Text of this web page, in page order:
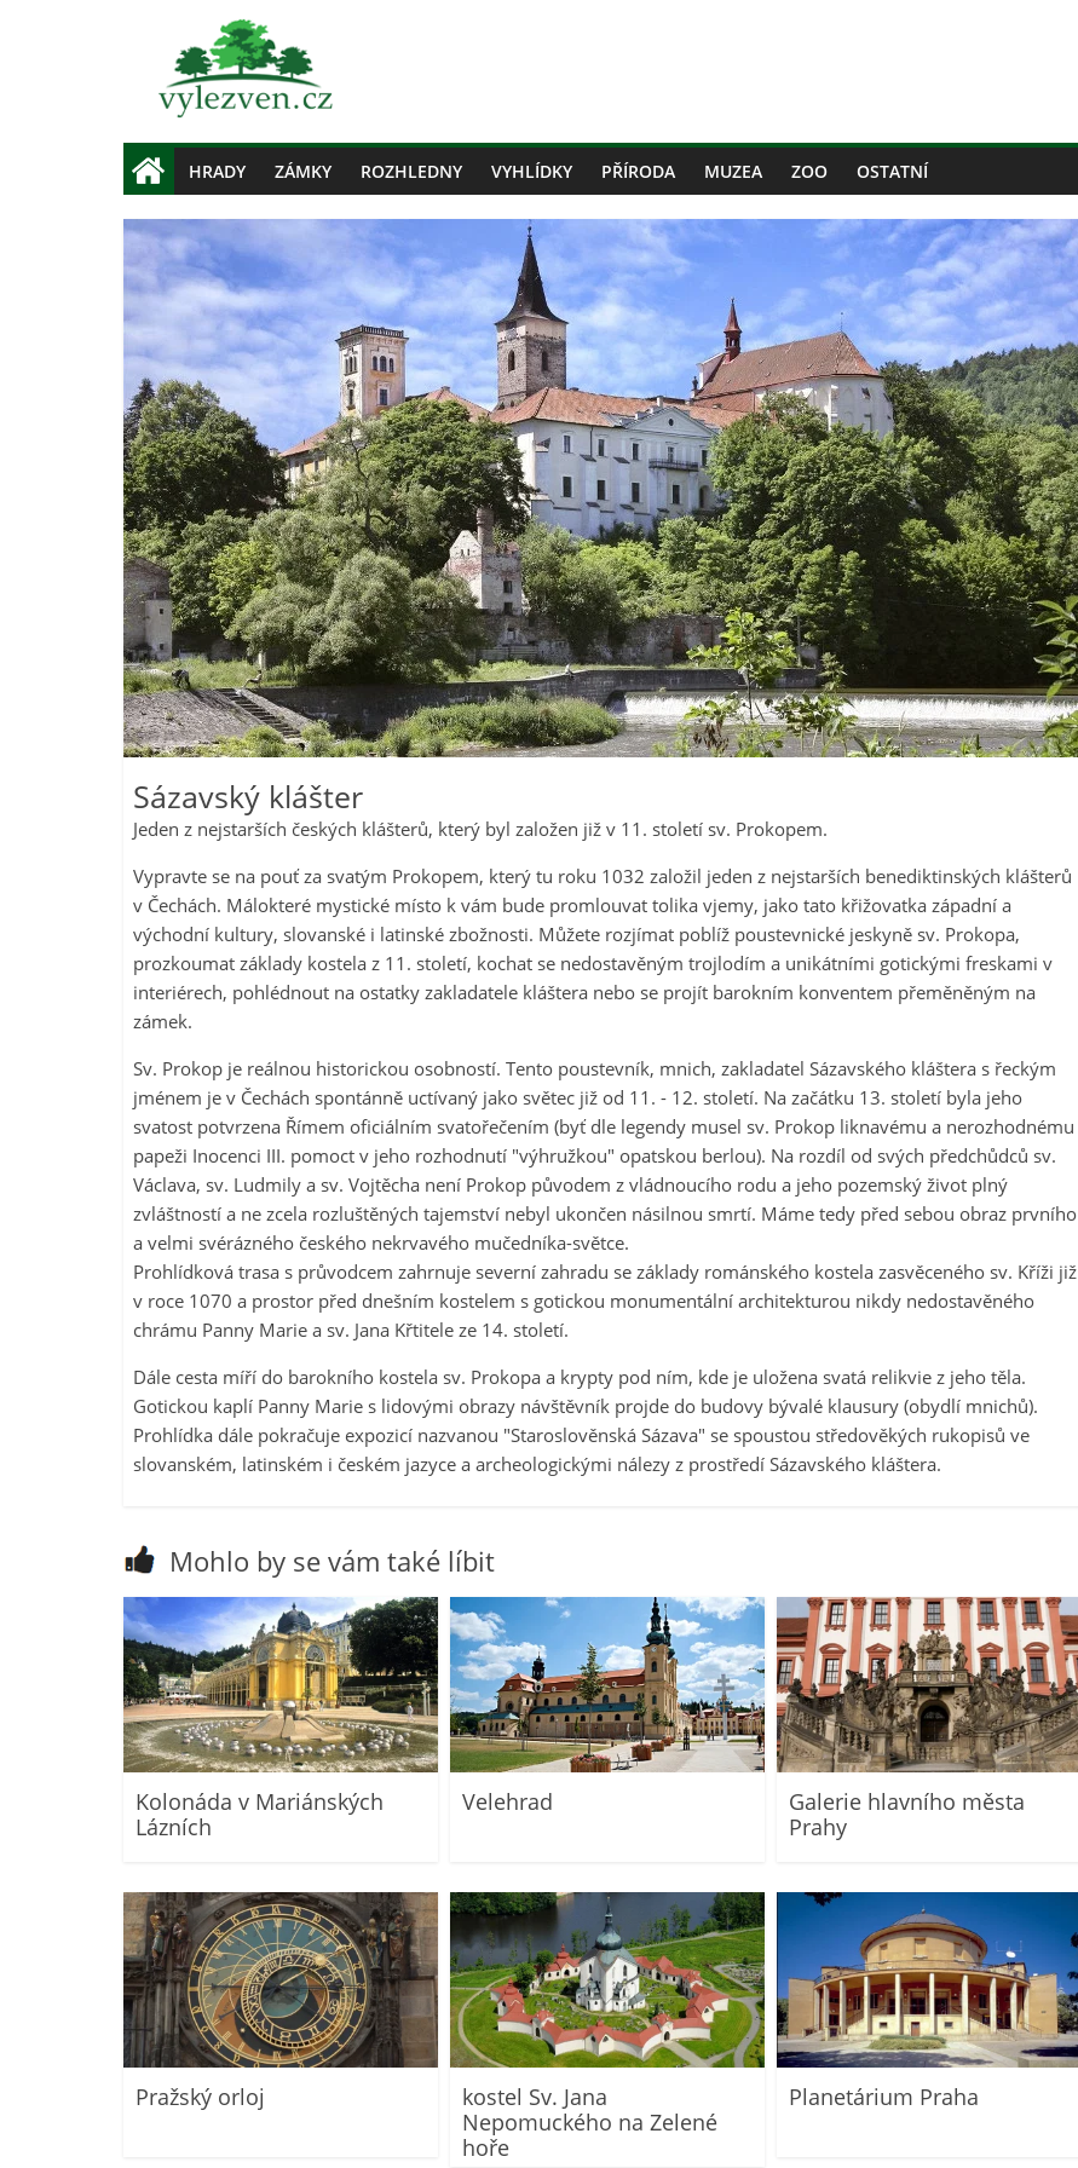
HRADY ZÁMKY ROZHLEDNY VYHLÍDKY PŘÍRODA MUZEA ZOO OSTATNÍ
Sázavský klášter
Jeden z nejstarších českých klášterů, který byl založen již v 11. století sv. Prokopem.
Vypravte se na pouť za svatým Prokopem, který tu roku 1032 založil jeden z nejstarších benediktinských klášterů
v Čechách. Málokteré mystické místo k vám bude promlouvat tolika vjemy, jako tato křižovatka západní a
východní kultury, slovanské i latinské zbožnosti. Můžete rozjímat poblíž poustevnické jeskyně sv. Prokopa,
prozkoumat základy kostela z 11. století, kochat se nedostavěným trojlodím a unikátními gotickými freskami v
interiérech, pohlédnout na ostatky zakladatele kláštera nebo se projít barokním konventem přeměněným na
zámek.
Sv. Prokop je reálnou historickou osobností. Tento poustevník, mnich, zakladatel Sázavského kláštera s řeckým
jménem je v Čechách spontánně uctívaný jako světec již od 11. - 12. století. Na začátku 13. století byla jeho
svatost potvrzena Římem oficiálním svatořečením (byť dle legendy musel sv. Prokop liknavému a nerozhodnému
papeži Inocenci III. pomoct v jeho rozhodnutí "výhružkou" opatskou berlou). Na rozdíl od svých předchůdců sv.
Václava, sv. Ludmily a sv. Vojtěcha není Prokop původem z vládnoucího rodu a jeho pozemský život plný
zvláštností a ne zcela rozluštěných tajemství nebyl ukončen násilnou smrtí. Máme tedy před sebou obraz prvního
a velmi svérázného českého nekrvavého mučedníka-světce.
Prohlídková trasa s průvodcem zahrnuje severní zahradu se základy románského kostela zasvěceného sv. Kříži již
v roce 1070 a prostor před dnešním kostelem s gotickou monumentální architekturou nikdy nedostavěného
chrámu Panny Marie a sv. Jana Křtitele ze 14. století.
Dále cesta míří do barokního kostela sv. Prokopa a krypty pod ním, kde je uložena svatá relikvie z jeho těla.
Gotickou kaplí Panny Marie s lidovými obrazy návštěvník projde do budovy bývalé klausury (obydlí mnichů).
Prohlídka dále pokračuje expozicí nazvanou "Staroslověnská Sázava" se spoustou středověkých rukopisů ve
slovanském, latinském i českém jazyce a archeologickými nálezy z prostředí Sázavského kláštera.
Mohlo by se vám také líbit
Kolonáda v Mariánských
Lázních
Velehrad
Galerie hlavního města
Prahy
Pražský orloj
kostel Sv. Jana
Nepomuckého na Zelené
hoře
Planetárium Praha